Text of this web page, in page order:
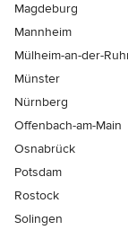
Magdeburg
Mannheim
Mülheim-an-der-
Münster
Nürnberg
Offenbach-am-Main
Osnabrück
Potsdam
Rostock
Solingen